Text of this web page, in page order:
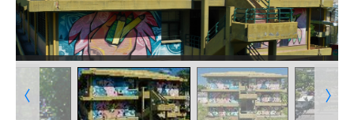
Facultad de Humanidades. Universidad Nacional de Salta.